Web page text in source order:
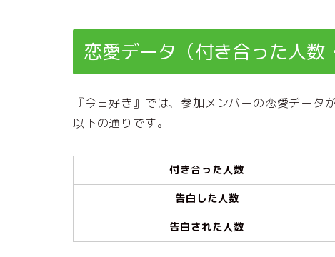
恋愛データ（付き合った人数
『今日好き』では、参加メンバーの恋愛デー
以下の通りです。
付き合った人数
告白した人数
告白された人数